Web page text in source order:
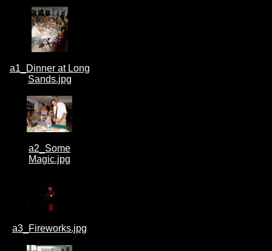
a1_Dinner at Long
Sands.jpg
a2_Some
Magic.jpg
a3_Fireworks.jpg